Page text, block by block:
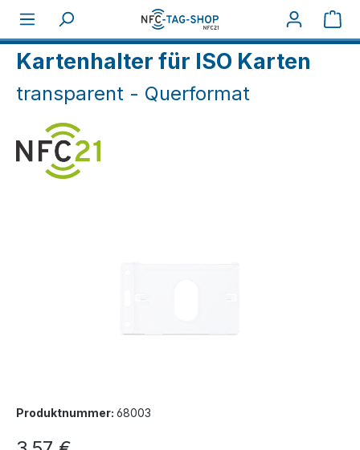
Zum Hauptinhalt springen
NFC Schutzcover
Kartenhalter für ISO Karten
transparent - Querformat
Produktnummer: 68003